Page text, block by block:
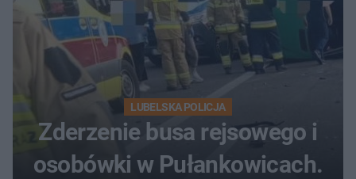
LUBELSKA POLICJA
Zderzenie busa rejsowego i
osobówki w Pułankowicach.